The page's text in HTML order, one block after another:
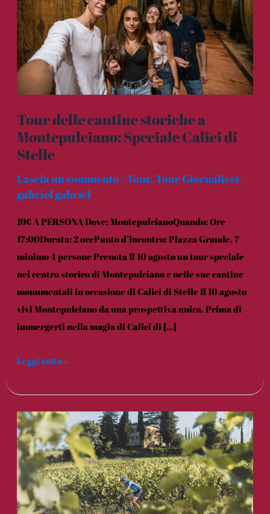
Tour delle cantine storiche a
Montepulciano: Speciale Calici di
Stelle
Lascia un commento/Tour,Tour Giornalieri/
gabriel gabriel
19€ A PERSONA Dove: MontepulcianoQuando: Ore
17:00Durata: 2 orePunto d’incontro: Piazza Grande, 7
minimo 4 persone Prenota Il 10 agosto un tour speciale
nel centro storico di Montepulciano e nelle sue cantine
monumentali in occasione di Calici di Stelle Il 10 agosto
vivi Montepulciano da una prospettiva unica. Prima di
immergerti nella magia di Calici di […]
a
Montepulciano:
Speciale
Calici
Leggi tutto »
Tour
in
bici
elettrica
del
Vino